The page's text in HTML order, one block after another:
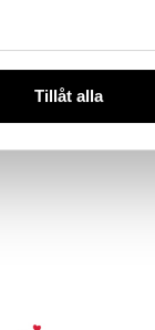
Tillåt alla